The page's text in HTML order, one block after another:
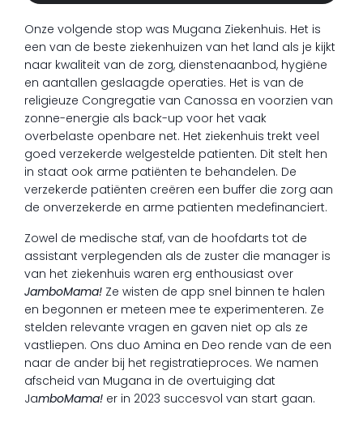
Onze volgende stop was Mugana Ziekenhuis. Het is
een van de beste ziekenhuizen van het land als je kijkt
naar kwaliteit van de zorg, dienstenaanbod, hygiëne
en aantallen geslaagde operaties. Het is van de
religieuze Congregatie van Canossa en voorzien van
zonne-energie als back-up voor het vaak
overbelaste openbare net. Het ziekenhuis trekt veel
goed verzekerde welgestelde patienten. Dit stelt hen
in staat ook arme patiënten te behandelen. De
verzekerde patiënten creëren een buffer die zorg aan
de onverzekerde en arme patienten medefinanciert.
Zowel de medische staf, van de hoofdarts tot de
assistant verplegenden als de zuster die manager is
van het ziekenhuis waren erg enthousiast over
JamboMama! Ze wisten de app snel binnen te halen
en begonnen er meteen mee te experimenteren. Ze
stelden relevante vragen en gaven niet op als ze
vastliepen. Ons duo Amina en Deo rende van de een
naar de ander bij het registratieproces. We namen
afscheid van Mugana in de overtuiging dat
JamboMama! er in 2023 succesvol van start gaan.